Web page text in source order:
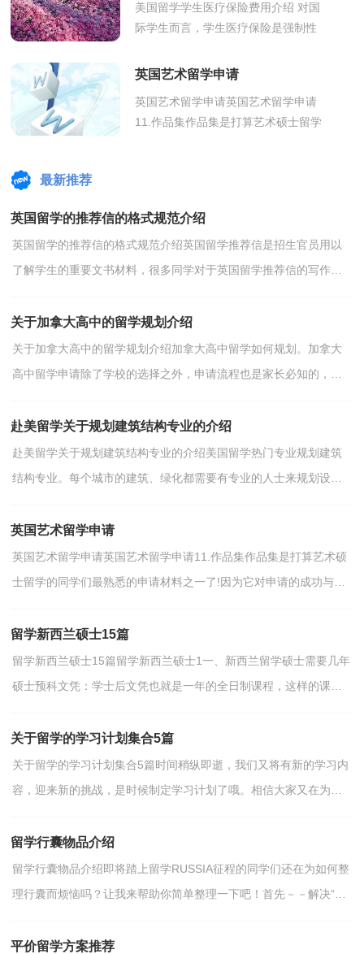
美国留学学生医疗保险费用介绍 对国
际学生而言，学生医疗保险是强制性
因为美国的医疗诊治费用非常昂贵，
英国艺术留学申请
英国艺术留学申请英国艺术留学申请
11.作品集作品集是打算艺术硕士留学
最新推荐
英国留学的推荐信的格式规范介绍
英国留学的推荐信的格式规范介绍英国留学推荐信是招生官员用以
了解学生的重要文书材料，很多同学对于英国留学推荐信的写作比
关于加拿大高中的留学规划介绍
关于加拿大高中的留学规划介绍加拿大高中留学如何规划。加拿大
高中留学申请除了学校的选择之外，申请流程也是家长必知的，掌
赴美留学关于规划建筑结构专业的介绍
赴美留学关于规划建筑结构专业的介绍美国留学热门专业规划建筑
结构专业。每个城市的建筑、绿化都需要有专业的人士来规划设
英国艺术留学申请
英国艺术留学申请英国艺术留学申请11.作品集作品集是打算艺术硕
士留学的同学们最熟悉的申请材料之一了!因为它对申请的成功与否
留学新西兰硕士15篇
留学新西兰硕士15篇留学新西兰硕士1一、新西兰留学硕士需要几年
硕士预科文凭：学士后文凭也就是一年的全日制课程，这样的课程
关于留学的学习计划集合5篇
关于留学的学习计划集合5篇时间稍纵即逝，我们又将有新的学习内
容，迎来新的挑战，是时候制定学习计划了哦。相信大家又在为写
留学行囊物品介绍
留学行囊物品介绍即将踏上留学RUSSIA征程的同学们还在为如何整
理行囊而烦恼吗？让我来帮助你简单整理一下吧！首先－－解决“电
平价留学方案推荐